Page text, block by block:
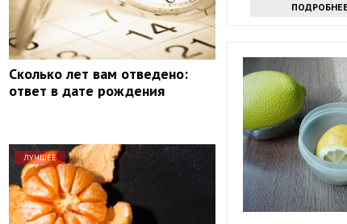
Сколько лет вам отведено:
ответ в дате рождения
ЛУЧШЕЕ
ПОДРОБНЕЕ